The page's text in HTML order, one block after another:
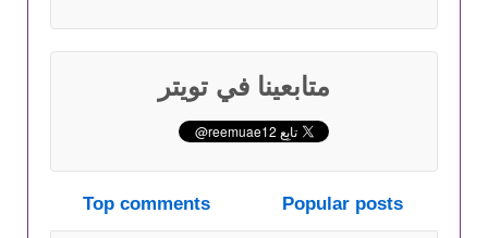
متابعينا في تويتر
Popular posts
Top comments